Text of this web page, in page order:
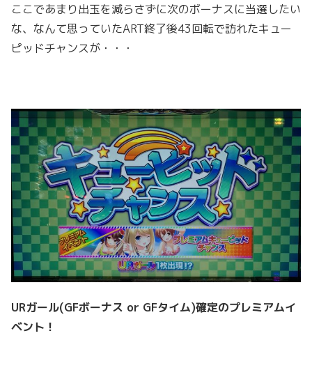
ここであまり出玉を減らさずに次のボーナスに当選したい
な、なんて思っていたART終了後43回転で訪れたキュー
ピッドチャンスが・・・
URガール(GFボーナス or GFタイム)確定のプレミアムイ
ベント！